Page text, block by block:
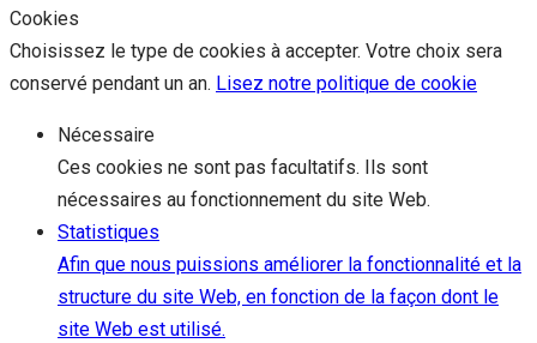
Cookies
Choisissez le type de cookies à accepter. Votre choix sera
conservé pendant un an. Lisez notre politique de cookie
Nécessaire
Ces cookies ne sont pas facultatifs. Ils sont
nécessaires au fonctionnement du site Web.
Statistiques
Afin que nous puissions améliorer la fonctionnalité et la
structure du site Web, en fonction de la façon dont le
site Web est utilisé.